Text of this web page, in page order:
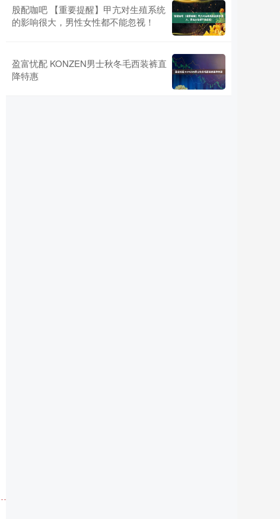
股配咖吧 【重要提醒】甲亢对生殖系统
的影响很大，男性女性都不能忽视！
盈富忧配 KONZEN男士秋冬毛西装裤直
降特惠